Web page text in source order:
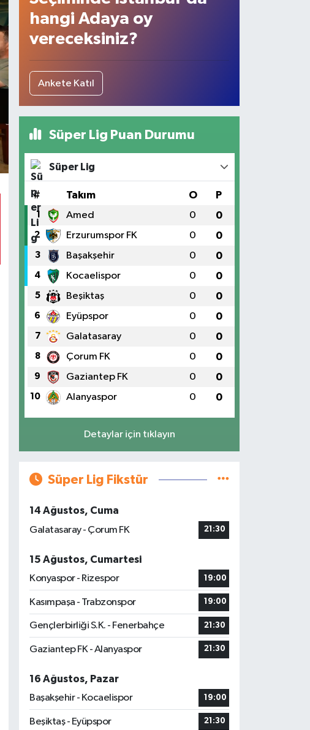
hangi Adaya oy
vereceksiniz?
Ankete Katıl
Süper Lig Puan Durumu
Süper Lig
# Takım O P
1 Amed 0 0
2 Erzurumspor FK 0 0
3 Başakşehir 0 0
4 Kocaelispor 0 0
5 Beşiktaş 0 0
6 Eyüpspor 0 0
7 Galatasaray 0 0
8 Çorum FK 0 0
9 Gaziantep FK 0 0
10 Alanyaspor 0 0
Detaylar için tıklayın
Süper Lig Fikstür
14 Ağustos, Cuma
Galatasaray - Çorum FK
21:30
15 Ağustos, Cumartesi
Konyaspor - Rizespor
19:00
Kasımpaşa - Trabzonspor 19:00
Gençlerbirliği S.K. - Fenerbahçe 21:30
Gaziantep FK - Alanyaspor 21:30
16 Ağustos, Pazar
Başakşehir - Kocaelispor
19:00
Beşiktaş - Eyüpspor 21:30